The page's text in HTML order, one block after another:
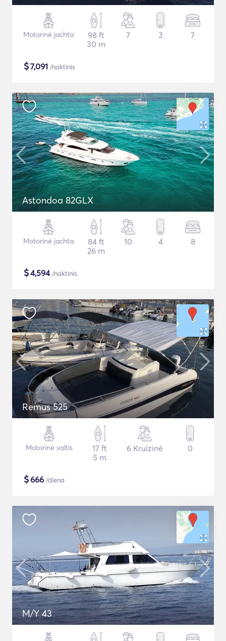
Motorinė jachta
98 ft
30 m
7 3 7
$7,091 /naktinis
Astondoa 82GLX
Motorinė jachta
84 ft
26 m
10 4 8
$4,594/naktinis
Remus 525
Motorinė valtis
17 ft
5 m
6 Kruizinė 0
$666 /diena
M/Y 43